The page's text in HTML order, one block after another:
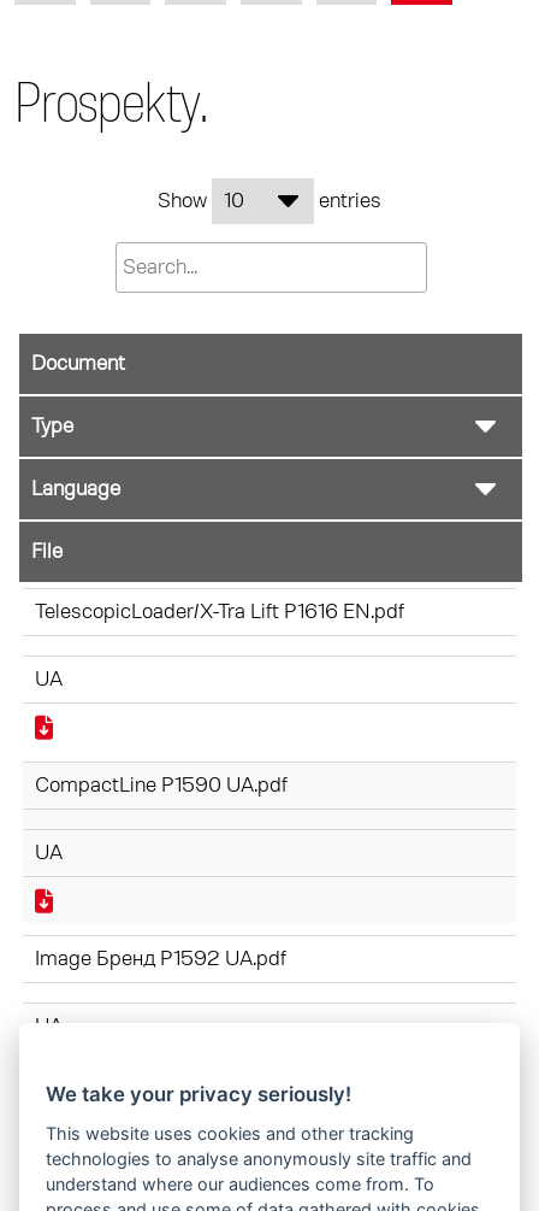
Prospekty.
Show entries
Document
File
TelescopicLoader/X-Tra Lift P1616 EN.pdf
UA
CompactLine P1590 UA.pdf
UA
Image Бренд P1592 UA.pdf
UA
РОБОЧІ ОРГАНИ P1591 UA.pdf
We take your privacy seriously!
This website uses cookies and other tracking
technologies to analyse anonymously site traffic and
understand where our audiences come from. To